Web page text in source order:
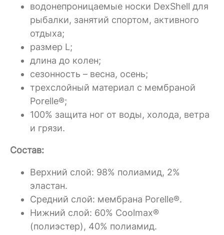
водонепроницаемые носки DexShell для
рыбалки, занятий спортом, активного
отдыха;
размер L;
длина до колен;
сезонность – весна, осень;
трехслойный материал с мембраной
Porelle®;
100% защита ног от воды, холода, ветра
и грязи.
Состав:
Верхний слой: 98% полиамид, 2%
эластан.
Средний слой: мембрана Porelle®.
Нижний слой: 60% Coolmax®
(полиэстер), 40% полиамид.